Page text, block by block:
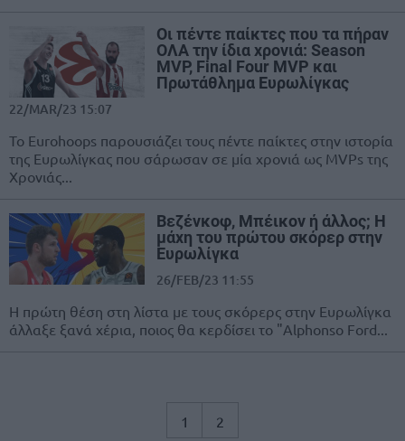
Οι πέντε παίκτες που τα πήραν
ΟΛΑ την ίδια χρονιά: Season
MVP, Final Four MVP και
Πρωτάθλημα Ευρωλίγκας
22/MAR/23 15:07
Το Eurohoops παρουσιάζει τους πέντε παίκτες στην ιστορία
της Ευρωλίγκας που σάρωσαν σε μία χρονιά ως MVPs της
Χρονιάς...
Βεζένκοφ, Μπέικον ή άλλος; Η
μάχη του πρώτου σκόρερ στην
Ευρωλίγκα
26/FEB/23 11:55
Η πρώτη θέση στη λίστα με τους σκόρερς στην Ευρωλίγκα
άλλαξε ξανά χέρια, ποιος θα κερδίσει το "Alphonso Ford...
1 2